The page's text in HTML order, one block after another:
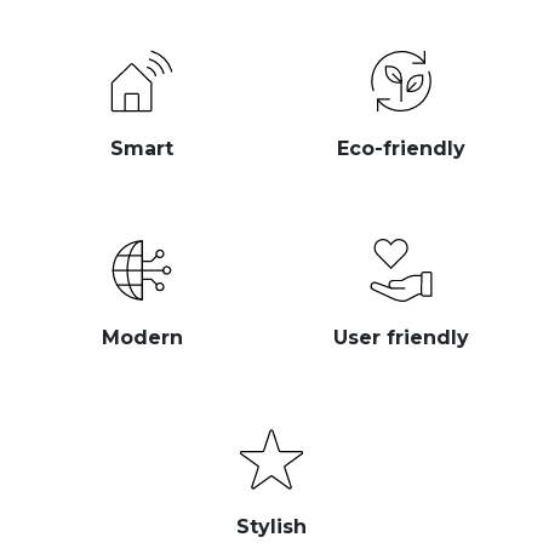
Smart Eco-friendly
Modern User friendly
Stylish